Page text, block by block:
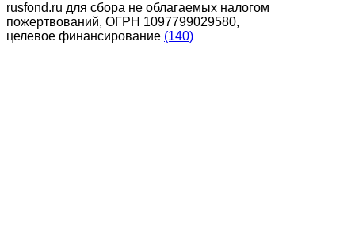
rusfond.ru для сбора не облагаемых налогом
пожертвований, ОГРН 1097799029580,
целевое финансирование (140)